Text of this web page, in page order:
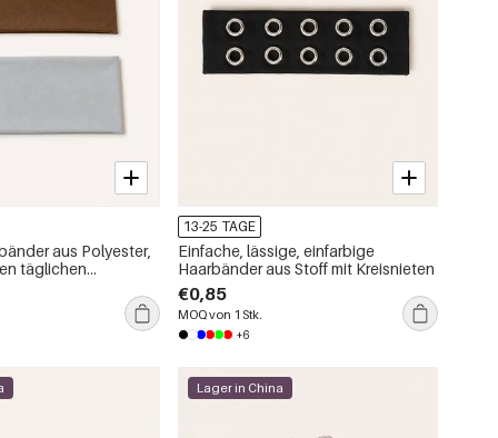
aus Polyester,
täglichen
13-25 TAGE
Einfache, lässige, einfarbige
Haarbänder aus Stoff mit Kreisnieten
€0,85
MOQ von 1 Stk.
+6
Lager in China